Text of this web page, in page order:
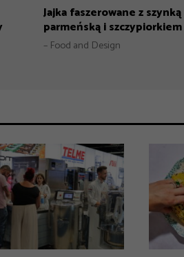
Jajka faszerowane z szynką
parmeńską i szczypiorkiem
– Food and Design